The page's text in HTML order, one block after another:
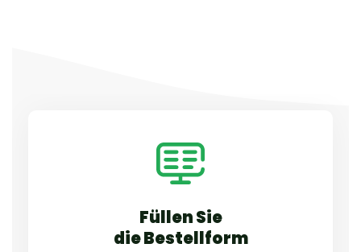
Füllen Sie
die Bestellform